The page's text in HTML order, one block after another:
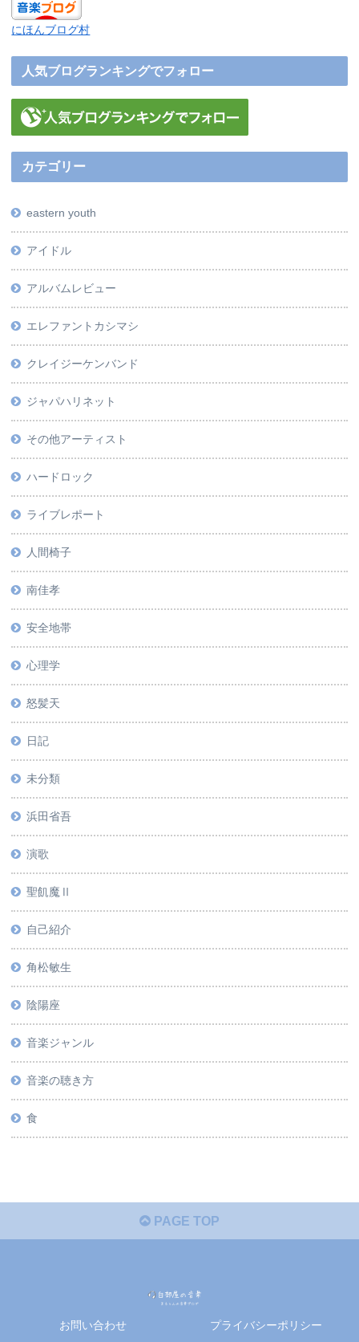
にほんブログ村
人気ブログランキングでフォロー
カテゴリー
eastern youth
アイドル
アルバムレビュー
エレファントカシマシ
クレイジーケンバンド
ジャパハリネット
その他アーティスト
ハードロック
ライブレポート
人間椅子
南佳孝
安全地帯
心理学
怒髪天
日記
未分類
浜田省吾
演歌
聖飢魔Ⅱ
自己紹介
角松敏生
陰陽座
音楽ジャンル
音楽の聴き方
食
PAGE TOP
お問い合わせ
プライバシーポリシー